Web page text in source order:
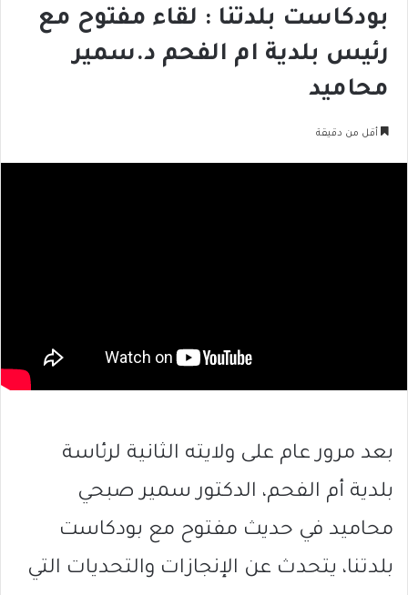
بودكاست بلدتنا : لقاء مفتوح مع
رئيس بلدية ام الفحم د.سمير
محاميد
أقل من دقيقة
بعد مرور عام على ولايته الثانية لرئاسة
بلدية أم الفحم، الدكتور سمير صبحي
محاميد في حديث مفتوح مع بودكاست
بلدتنا، يتحدث عن الإنجازات والتحديات التي